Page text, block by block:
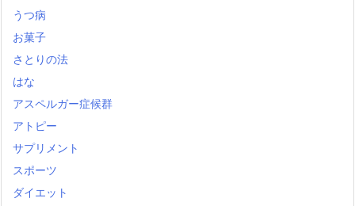
うつ病
お菓子
さとりの法
はな
アスペルガー症候群
アトピー
サプリメント
スポーツ
ダイエット